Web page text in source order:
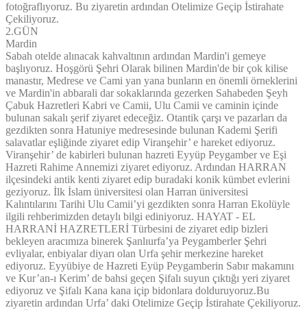
fotoğraflıyoruz. Bu ziyaretin ardından Otelimize Geçip İstirahate
Çekiliyoruz.
2.GÜN
Mardin
Sabah otelde alınacak kahvaltının ardından Mardin'i gemeye
başlıyoruz. Hoşgörü Şehri Olarak bilinen Mardin'de bir çok kilise
manastır, Medrese ve Cami yan yana bunların en önemli örneklerini
ve Mardin'in abbarali dar sokaklarında gezerken Sahabeden Şeyh
Çabuk Hazretleri Kabri ve Camii, Ulu Camii ve caminin içinde
bulunan sakalı şerif ziyaret edeceğiz. Otantik çarşı ve pazarları da
gezdikten sonra Hatuniye medresesinde bulunan Kademi Şerifi
salavatlar eşliğinde ziyaret edip Viranşehir’ e hareket ediyoruz.
Viranşehir’ de kabirleri bulunan hazreti Eyyüp Peygamber ve Eşi
Hazreti Rahime Annemizi ziyaret ediyoruz. Ardından HARRAN
ilçesindeki antik kenti ziyaret edip buradaki konik kümbet evlerini
geziyoruz. İlk İslam üniversitesi olan Harran üniversitesi
Kalıntılarını Tarihi Ulu Camii’yi gezdikten sonra Harran Ekolüyle
ilgili rehberimizden detaylı bilgi ediniyoruz. HAYAT - EL
HARRANİ HAZRETLERİ Türbesini de ziyaret edip bizleri
bekleyen aracımıza binerek Şanlıurfa’ya Peygamberler Şehri
evliyalar, enbiyalar diyarı olan Urfa şehir merkezine hareket
ediyoruz. Eyyübiye de Hazreti Eyüp Peygamberin Sabır makamını
ve Kur’an-ı Kerim’ de bahsi geçen Şifalı suyun çıktığı yeri ziyaret
ediyoruz ve Şifalı Kana kana içip bidonlara dolduruyoruz.Bu
ziyaretin ardından Urfa’ daki Otelimize Geçip İstirahate Çekiliyoruz.